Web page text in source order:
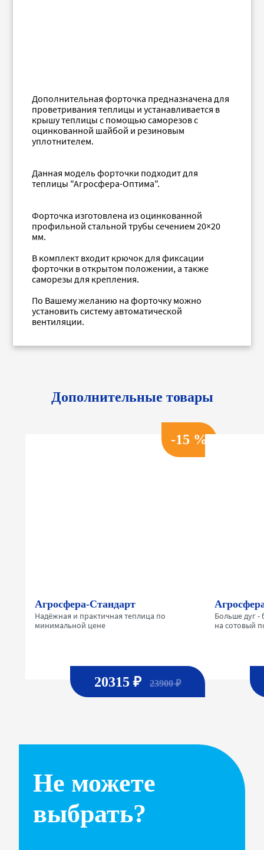
Дополнительная форточка предназначена для
проветривания теплицы и устанавливается в
крышу теплицы с помощью саморезов с
оцинкованной шайбой и резиновым
уплотнителем.
Данная модель форточки подходит для
теплицы "Агросфера-Оптима".
Форточка изготовлена из оцинкованной
профильной стальной трубы сечением 20×20
мм.
В комплект входит крючок для фиксации
форточки в открытом положении, а также
саморезы для крепления.
По Вашему желанию на форточку можно
установить систему автоматической
вентиляции.
Дополнительные товары
-15 %
Агросфера-Стандарт
Надёжная и практичная теплица по
минимальной цене
20315 ₽ 23900 ₽
Больше дуг -
на сотовый
Не можете
выбрать?